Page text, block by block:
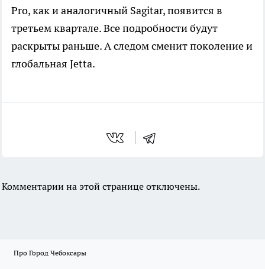
Pro, как и аналогичный Sagitar, появится в
третьем квартале. Все подробности будут
раскрыты раньше. А следом сменит поколение и
глобальная Jetta.
Комментарии на этой странице отключены.
Про Город Чебоксары